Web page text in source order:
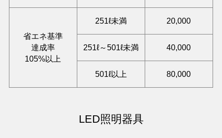
省エネ基準
達成率
105%以上
251ℓ未満 20,000
251ℓ～501ℓ未満 40,000
501ℓ以上 80,000
LED照明器具